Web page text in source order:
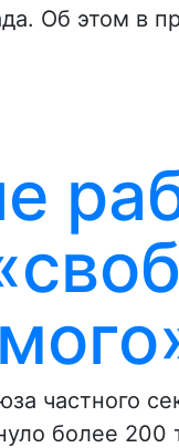
Об этом в
частного
более 200